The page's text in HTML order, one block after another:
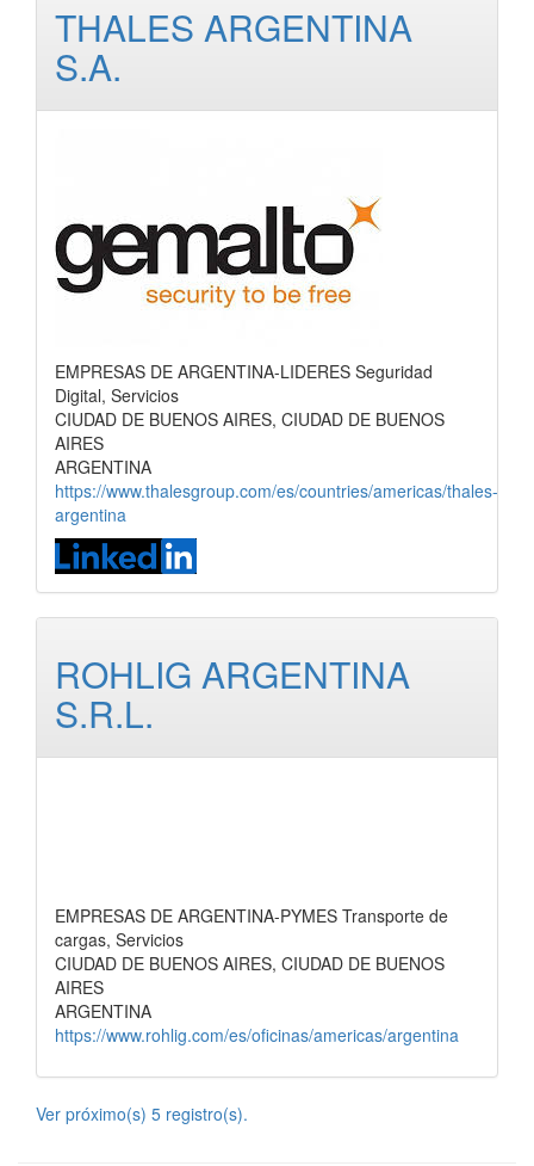
THALES ARGENTINA
S.A.
EMPRESAS DE ARGENTINA-LIDERES Seguridad
Digital, Servicios
CIUDAD DE BUENOS AIRES, CIUDAD DE BUENOS
AIRES
ARGENTINA
https://www.thalesgroup.com/es/countries/americas/thales-
argentina
ROHLIG ARGENTINA
S.R.L.
EMPRESAS DE ARGENTINA-PYMES Transporte de
cargas, Servicios
CIUDAD DE BUENOS AIRES, CIUDAD DE BUENOS
AIRES
ARGENTINA
https://www.rohlig.com/es/oficinas/americas/argentina
Ver próximo(s) 5 registro(s).